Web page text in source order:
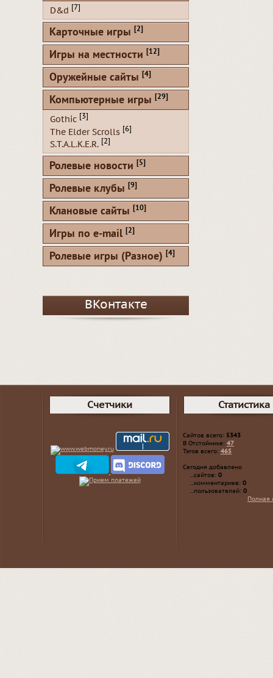
D&d [7]
Карточные игры [2]
Игры на местности [12]
Оружейные сайты [4]
Компьютерные игры [29]
Gothic [3]
The Elder Scrolls [6]
S.T.A.L.K.E.R. [2]
Ролевые новости [5]
Ролевые клубы [9]
Клановые сайты [10]
Игры по e-mail [2]
Ролевые игры (Разное) [4]
ВКонтакте
Счетчики Статистика
Сайтов всего: 5343
В Отстойнике: 47
Тэгов всего: 465
Сегодня добавлено
...сайтов: 0
...комментариев: 0
...пользователей: 0
Полная